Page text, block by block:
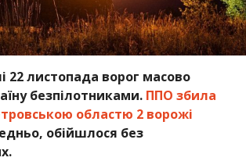
22 листопада ворог масово
безпілотниками. ППО збила
областю 2 ворожі
обійшлося без